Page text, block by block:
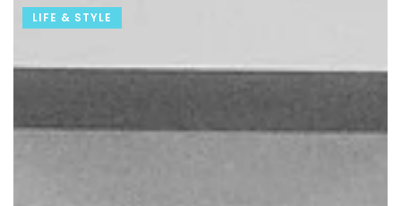
LIFE & STYLE